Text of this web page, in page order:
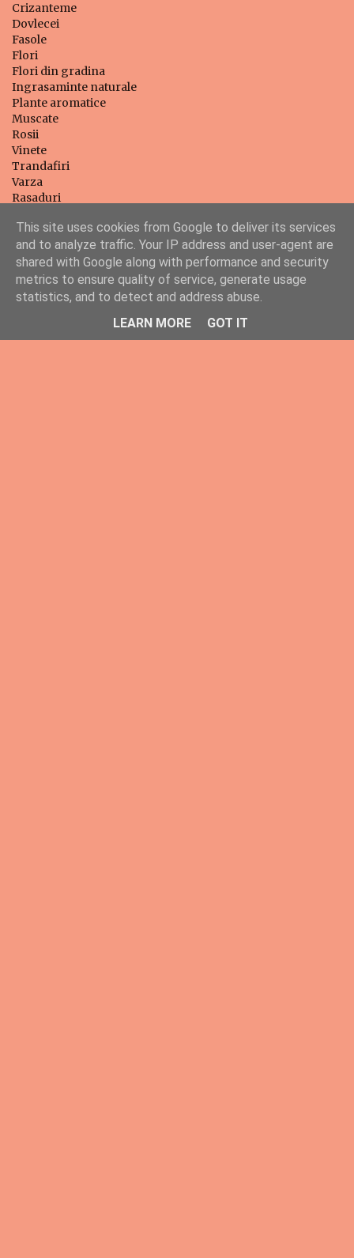
Crizanteme
Dovlecei
Fasole
Flori
Flori din gradina
Ingrasaminte naturale
Plante aromatice
Muscate
Rosii
Vinete
Trandafiri
Varza
Rasaduri
Prajituri
This site uses cookies from Google to deliver its services
and to analyze traffic. Your IP address and user-agent are
shared with Google along with performance and security
metrics to ensure quality of service, generate usage
statistics, and to detect and address abuse.
LEARN MORE
GOT IT